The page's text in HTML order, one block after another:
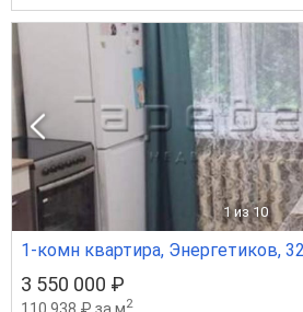
1 из 10
1-комн квартира, Энергетиков,
3 550 000 ₽
110 938 ₽ за м2